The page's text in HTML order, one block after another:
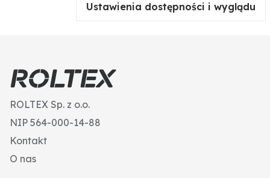
Ustawienia dostępności i wyglądu
ROLTEX Sp. z o.o.
NIP 564-000-14-88
Kontakt
O nas